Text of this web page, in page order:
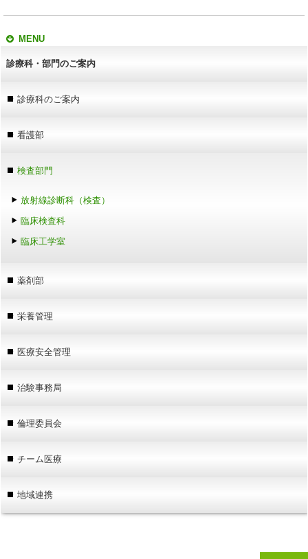
MENU
診療科・部門のご案内
診療科のご案内
看護部
検査部門
放射線診断科（検査）
臨床検査科
臨床工学室
薬剤部
栄養管理
医療安全管理
治験事務局
倫理委員会
チーム医療
地域連携